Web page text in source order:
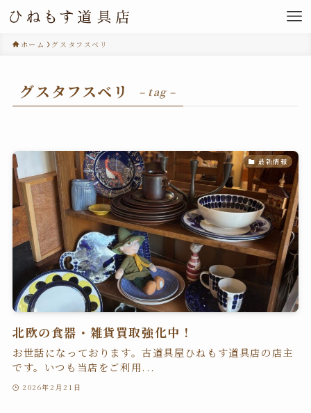
ホーム グスタフスベリ
グスタフスベリ – tag –
最新情報
北欧の食器・雑貨買取強化中！
お世話になっております。古道具屋ひねもす道具店の店主
です。いつも当店をご利用...
2026年2月21日